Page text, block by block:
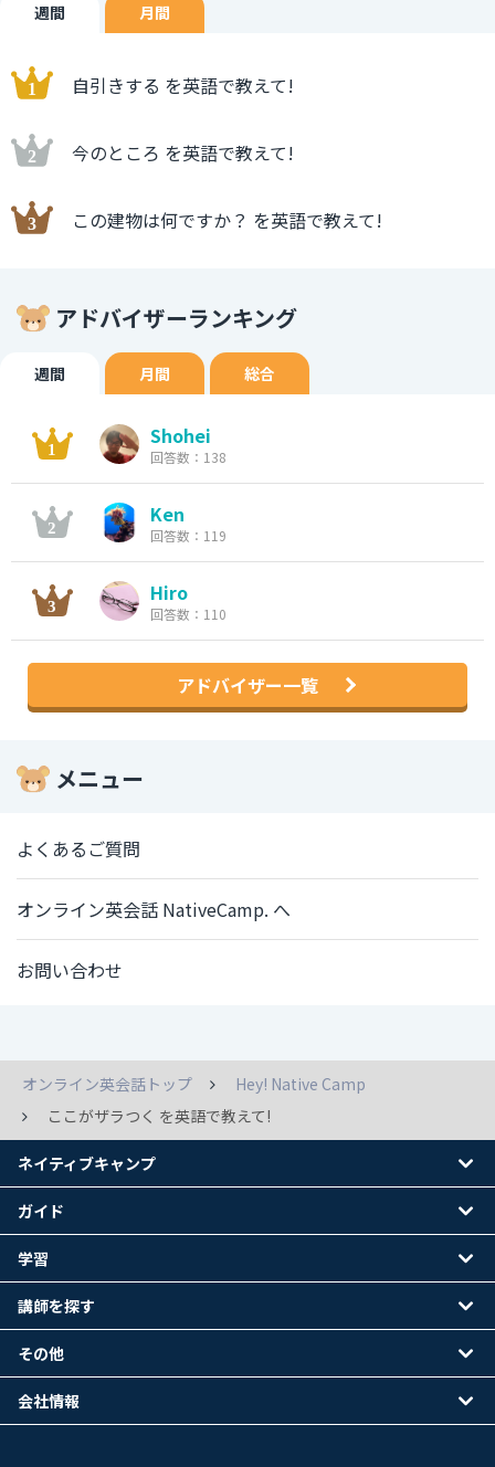
週間 月間
自引きする を英語で教えて!
今のところ を英語で教えて!
この建物は何ですか？ を英語で教えて!
アドバイザーランキング
週間 月間 総合
Shohei
回答数：138
Ken
回答数：119
Hiro
回答数：110
アドバイザー一覧
メニュー
よくあるご質問
オンライン英会話 NativeCamp. へ
お問い合わせ
オンライン英会話トップ
Hey! Native Camp
ここがザラつく を英語で教えて!
ネイティブキャンプ
ガイド
学習
講師を探す
その他
会社情報